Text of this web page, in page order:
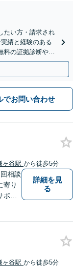
たい方・請求され
績と経験のある
料の証拠診断や着
さい。
でお問い合わせ
ヶ谷駅 から徒歩5分
相談
寄り
ー
ま
相
詳細を見
る
ヶ谷駅 から徒歩5分